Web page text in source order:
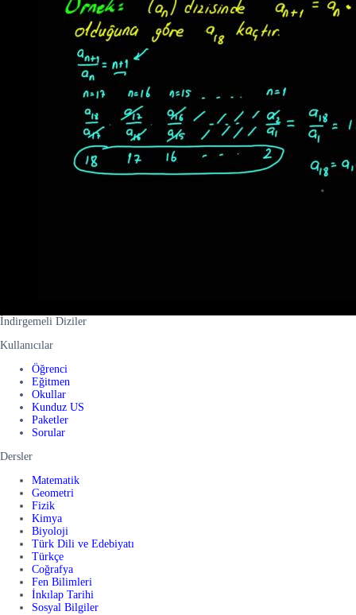
İndirgemeli Diziler
Kullanıcılar
Öğrenci
Eğitmen
Okullar
Kunduz US
Paketler
Sorular
Dersler
Matematik
Geometri
Fizik
Kimya
Biyoloji
Türk Dili ve Edebiyatı
Türkçe
Coğrafya
Fen Bilimleri
İnkılap Tarihi
Sosyal Bilgiler